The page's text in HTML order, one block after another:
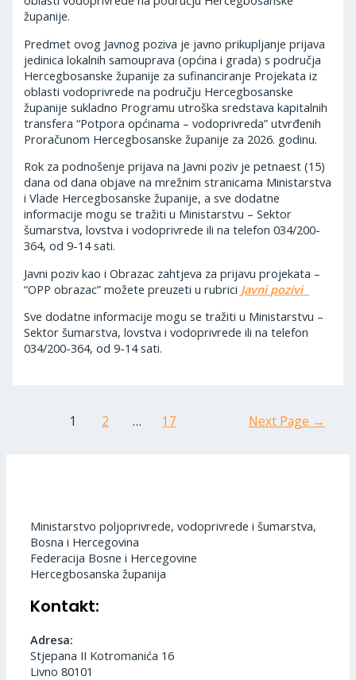
županije.
Predmet ovog Javnog poziva je javno prikupljanje prijava
jedinica lokalnih samouprava (općina i grada) s područja
Hercegbosanske županije za sufinanciranje Projekata iz
oblasti vodoprivrede na području Hercegbosanske
županije sukladno Programu utroška sredstava kapitalnih
transfera “Potpora općinama – vodoprivreda” utvrđenih
Proračunom Hercegbosanske županije za 2026. godinu.
Rok za podnošenje prijava na Javni poziv je petnaest (15)
dana od dana objave na mrežnim stranicama Ministarstva
i Vlade Hercegbosanske županije, a sve dodatne
informacije mogu se tražiti u Ministarstvu – Sektor
šumarstva, lovstva i vodoprivrede ili na telefon 034/200-
364, od 9-14 sati.
Javni poziv kao i Obrazac zahtjeva za prijavu projekata –
“OPP obrazac” možete preuzeti u rubrici Javni pozivi
Sve dodatne informacije mogu se tražiti u Ministarstvu –
Sektor šumarstva, lovstva i vodoprivrede ili na telefon
034/200-364, od 9-14 sati.
1 2 … 17 Next Page →
Ministarstvo poljoprivrede, vodoprivrede i šumarstva,
Bosna i Hercegovina
Federacija Bosne i Hercegovine
Hercegbosanska županija
Kontakt:
Adresa:
Stjepana II Kotromanića 16
Livno 80101